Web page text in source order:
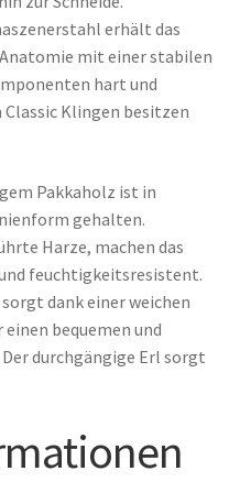
erhält das
mit einer stabilen
hart und
Klingen besitzen
Pakkaholz ist in
gehalten.
Harze, machen das
feuchtigkeitsresistent.
dank einer weichen
bequemen und
durchgängige Erl sorgt